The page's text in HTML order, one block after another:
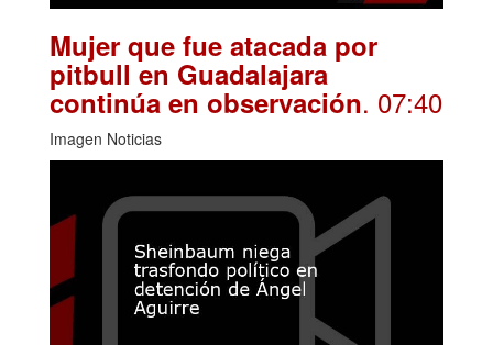
Mujer que fue atacada por
pitbull en Guadalajara
continúa en observación. 07:40
Imagen Noticias